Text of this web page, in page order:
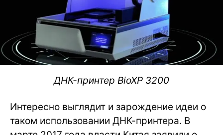
ДНК-принтер BioXP 3200
Интересно выглядит и зарождение идеи о
таком использовании ДНК-принтера. В